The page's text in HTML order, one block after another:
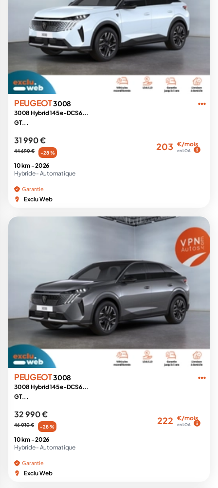
PEUGEOT3008
3008 Hybrid 145 e-DCS6...
GT...
31 990 €
44 690 € -28 %
203 €/mois
en LOA
10 km -2026
Hybride - Automatique
Garantie
Exclu Web
PEUGEOT3008
3008 Hybrid 145 e-DCS6...
GT...
32 990 €
46 010 € -28 %
222 €/mois
en LOA
10 km -2026
Hybride - Automatique
Garantie
Exclu Web